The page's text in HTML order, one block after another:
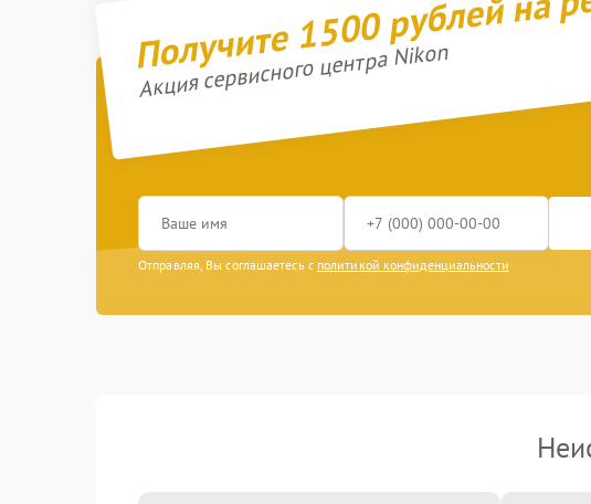
Акция сервисного центра Nikon
Отправляя, Вы соглашаетесь с политикой конфиденциальности